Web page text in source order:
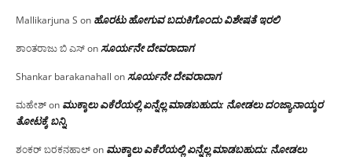
Mallikarjuna S on ಹೊರಟು ಹೋಗುವ ಬದುಕಿಗೊಂದು ವಿಶೇಷತೆ ಇರಲಿ
ಶಾಂತರಾಜು ಬಿ ಎಸ್on ಸೂರ್ಯನೇ ದೇವರಾದಾಗ
Shankar barakanahall on ಸೂರ್ಯನೇ ದೇವರಾದಾಗ
ಮಹೇಶ್on ಮುಕ್ಕಾಲು ಎಕೆರೆಯಲ್ಲಿ ಏನ್ನೆಲ್ಲ‌ ಮಾಡಬಹುದು: ನೋಡಲು ದಂಜ್ಯಾನಾಯ್ಕರ
ತೋಟಕ್ಕೆ ಬನ್ನಿ
ಶಂಕರ್ ಬರಕನಹಾಲ್on ಮುಕ್ಕಾಲು ಎಕೆರೆಯಲ್ಲಿ ಏನ್ನೆಲ್ಲ‌ ಮಾಡಬಹುದು: ನೋಡಲು